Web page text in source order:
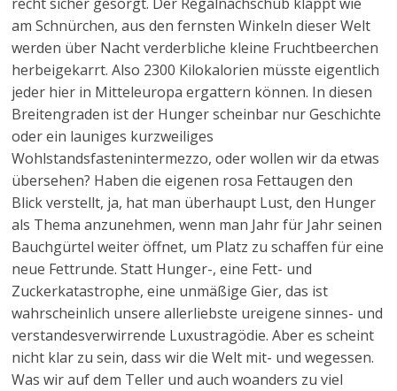
am Schnürchen, aus den fernsten Winkeln dieser Welt
werden über Nacht verderbliche kleine Fruchtbeerchen
herbeigekarrt. Also 2300 Kilokalorien müsste eigentlich
jeder hier in Mitteleuropa ergattern können. In diesen
Breitengraden ist der Hunger scheinbar nur Geschichte
oder ein launiges kurzweiliges
Wohlstandsfastenintermezzo, oder wollen wir da etwas
übersehen? Haben die eigenen rosa Fettaugen den
Blick verstellt, ja, hat man überhaupt Lust, den Hunger
als Thema anzunehmen, wenn man Jahr für Jahr seinen
Bauchgürtel weiter öffnet, um Platz zu schaffen für eine
neue Fettrunde. Statt Hunger-, eine Fett- und
Zuckerkatastrophe, eine unmäßige Gier, das ist
wahrscheinlich unsere allerliebste ureigene sinnes- und
verstandesverwirrende Luxustragödie. Aber es scheint
nicht klar zu sein, dass wir die Welt mit- und wegessen.
Was wir auf dem Teller und auch woanders zu viel